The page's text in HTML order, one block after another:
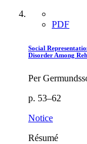
PDF
Social
Disorder Among
Per
p. 53–62
Notice
Résumé